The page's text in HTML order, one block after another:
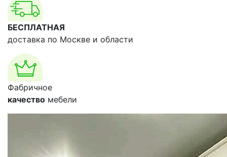
БЕСПЛАТНАЯ
доставка по Москве и области
Фабричное
качество мебели